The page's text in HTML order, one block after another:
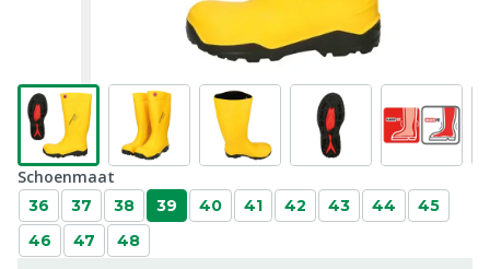
Schoenmaat
36 37 38 39 40 41 42 43 44
45
46
47 48